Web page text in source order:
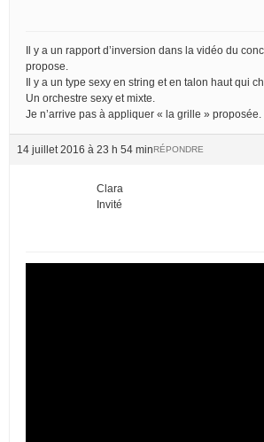
Il y a un rapport d’inversion dans la vidéo du
propose.
Il y a un type sexy en string et en talon haut qui
Un orchestre sexy et mixte.
Je n’arrive pas à appliquer « la grille » proposée.
14 juillet 2016 à 23 h 54 minRÉPONDRE
Clara
Invité